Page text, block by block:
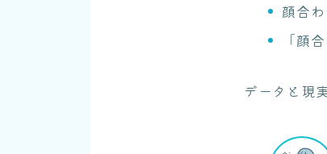
顔合
「顔
データと現